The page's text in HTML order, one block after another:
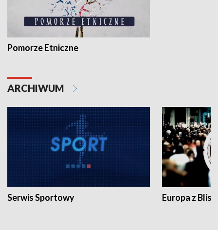
Pomorze Etniczne
ARCHIWUM
Serwis Sportowy Europa z